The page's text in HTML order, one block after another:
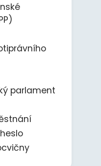
parlament